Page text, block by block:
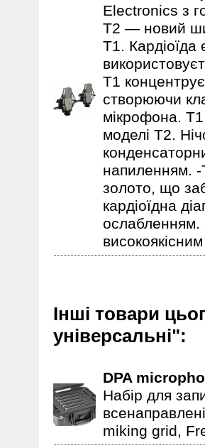
Electronics з
T2 — новий
T1.
T1 концентрує
створюючи
мікрофона.
моделі T2.
напиленням. -
золото, що
кардіоїдна
ослабленням.
Інші товари
універсальні":
DPA
Набір для
miking grid,